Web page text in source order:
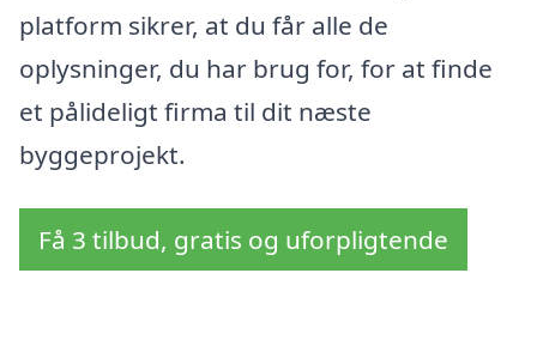
platform sikrer, at du får alle de
oplysninger, du har brug for, for at finde
et pålideligt firma til dit næste
byggeprojekt.
Få 3 tilbud, gratis og uforpligtende